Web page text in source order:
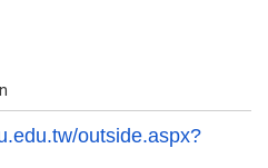
tw/outside.aspx?